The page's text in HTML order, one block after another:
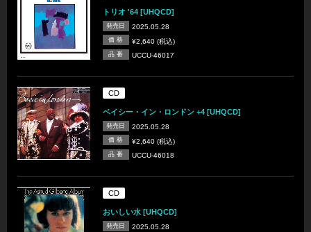
トリオ '64 [UHQCD]
発売日 2025.05.28
価 格 ¥2,640 (税込)
品 番 UCCU-46017
CD
ベイシー・イン・ロンドン +4 [UHQCD]
発売日 2025.05.28
価 格 ¥2,640 (税込)
品 番 UCCU-46018
CD
おいしい水 [UHQCD]
発売日 2025.05.28